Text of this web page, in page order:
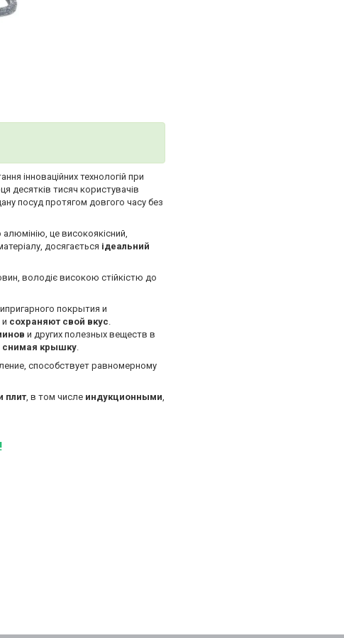
інноваційних технологій при
десятків тисяч користувачів
посуд протягом довгого часу без
це високоякісний,
досягається ідеальний
володіє високою стійкістю до
покрытия и
сохраняют свой вкус.
и других полезных веществ в
снимая крышку.
способствует равномерному
плит, в том числе индукционными,